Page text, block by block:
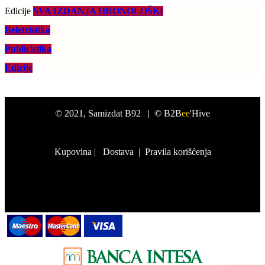
Edicije SVA IZDANJA HRONOLOŠKI
Beletristika
Publicistika
Edicije
© 2021 , Samizdat B92 | © B2Bee'Hive
Kupovina | Dostava | Pravila korišćenja